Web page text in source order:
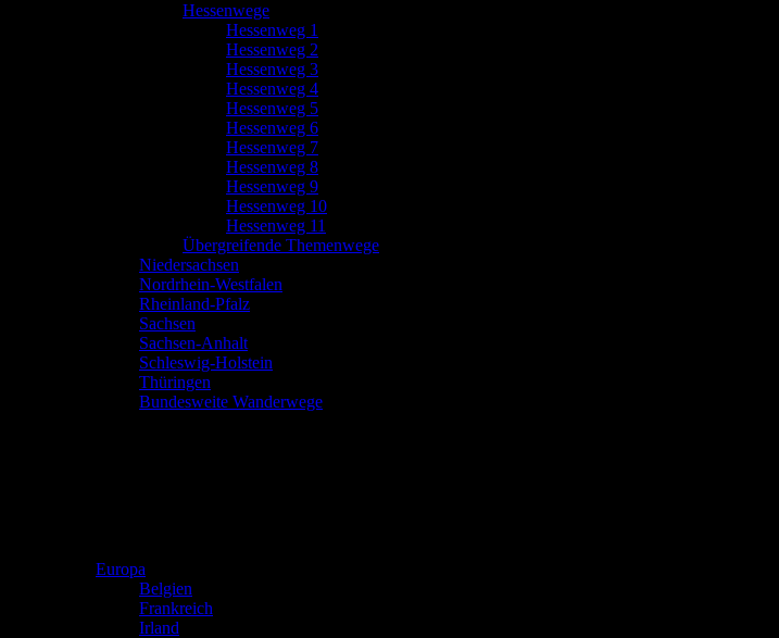
Hessenwege
Hessenweg 1
Hessenweg 2
Hessenweg 3
Hessenweg 4
Hessenweg 5
Hessenweg 6
Hessenweg 7
Hessenweg 8
Hessenweg 9
Hessenweg 10
Hessenweg 11
Übergreifende Themenwege
Niedersachsen
Nordrhein-Westfalen
Rheinland-Pfalz
Sachsen
Sachsen-Anhalt
Schleswig-Holstein
Thüringen
Bundesweite Wanderwege
Europa
Belgien
Frankreich
Irland